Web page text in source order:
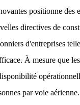
positionne
directives de
d'entreprises
À mesure que
par voie aérienne.